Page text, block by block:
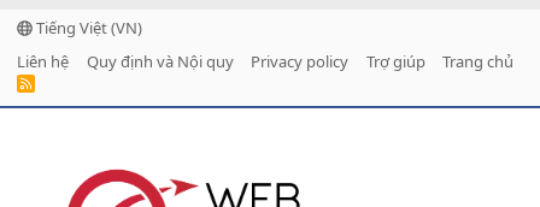
Tiếng Việt (VN)
Liên hệ
Quy định và Nội quy Privacy policy Trợ giúp Trang chủ
R